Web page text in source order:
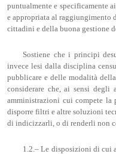
puntualmente e specificamente
e appropriata al
cittadini e della buona gestione
Sostiene che i principi
invece lesi dalla disciplina
pubblicare e delle modalità
considerare che, ai sensi
amministrazioni cui compete
disporre filtri e altre soluzioni
di indicizzarli, o di renderli non
1.2.– Le disposizioni di cui